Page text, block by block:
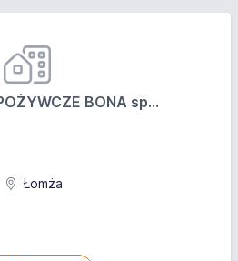
BONA sp...
Łomża